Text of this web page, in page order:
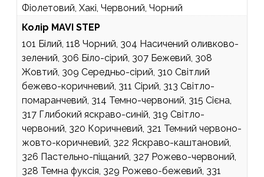
Фіолетовий, Хакі, Червоний, Чорний
Колір MAVI STEP
101 Білий, 118 Чорний, 304 Насичений оливково-
зелений, 306 Біло-сірий, 307 Бежевий, 308
Жовтий, 309 Середньо-сірий, 310 Світлий
бежево-коричневий, 311 Сірий, 313 Світло-
помаранчевий, 314 Темно-червоний, 315 Сієна,
317 Глибокий яскраво-синій, 319 Світло-
червоний, 320 Коричневий, 321 Темний червоно-
жовто-коричневий, 322 Яскраво-каштановий,
326 Пастельно-піщаний, 327 Рожево-червоний,
328 Темна фуксія, 329 Рожево-бежевий, 331